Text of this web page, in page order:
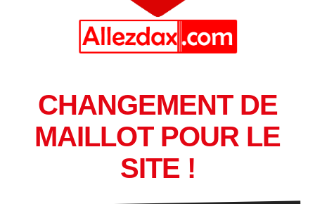
CHANGEMENT DE
MAILLOT POUR LE
SITE !